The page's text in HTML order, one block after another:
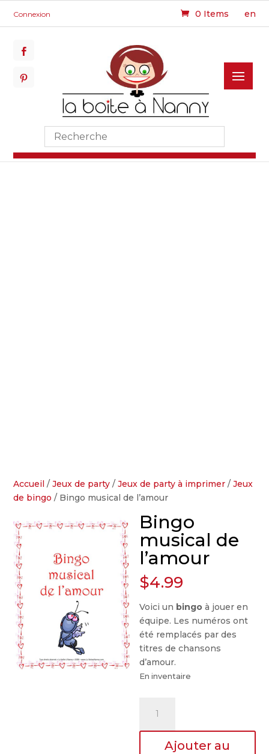
Connexion 0 Items en
Accueil /Jeux de party /Jeux de party à imprimer /Jeux
de bingo / Bingo musical de l’amour
Bingo
musical de
l’amour
$4.99
Voici un bingo à jouer en
équipe. Les numéros ont
été remplacés par des
titres de chansons
d’amour.
En inventaire
Bingo
musicalAjouter au